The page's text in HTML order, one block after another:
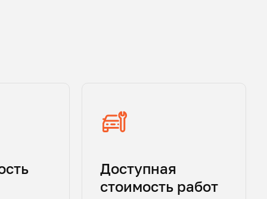
Доступная
стоимость работ